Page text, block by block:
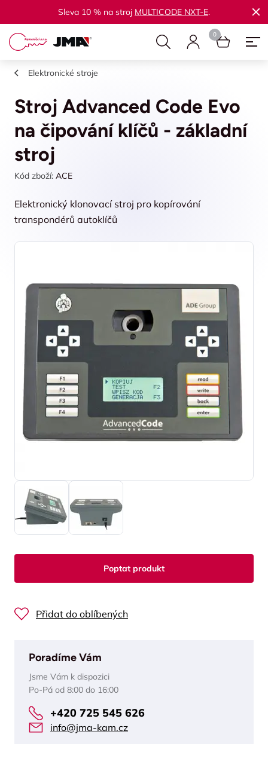
Sleva 10 % na stroj MULTICODE NXT-E.
Elektronické stroje
Stroj Advanced Code Evo
na čipování klíčů - základní
stroj
Kód zboží: ACE
Elektronický klonovací stroj pro kopírování
transpondérů autoklíčů
Poptat produkt
Přidat do oblíbených
Poradíme Vám
Jsme Vám k dispozici
Po-Pá od 8:00 do 16:00
+420 725 545 626
info@jma-kam.cz